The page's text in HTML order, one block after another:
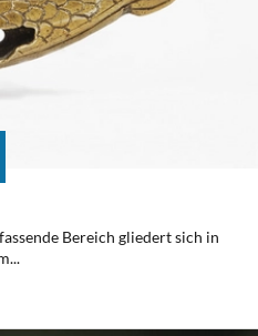
Bereich gliedert sich in